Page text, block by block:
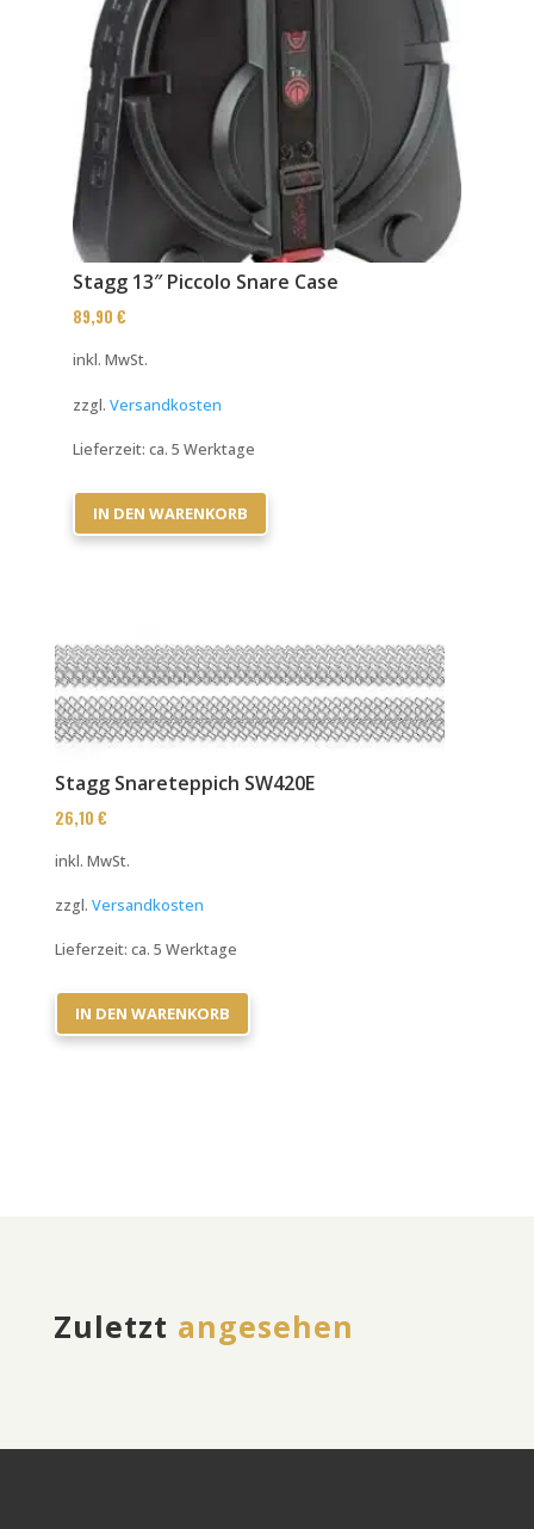
Stagg 13″ Piccolo Snare Case
89,90 €
inkl. MwSt.
zzgl. Versandkosten
Lieferzeit: ca. 5 Werktage
IN DEN WARENKORB
Stagg Snareteppich SW420E
26,10€
inkl. MwSt.
zzgl.Versandkosten
Lieferzeit:ca. 5 Werktage
IN DEN WARENKORB
Zuletzt angesehen